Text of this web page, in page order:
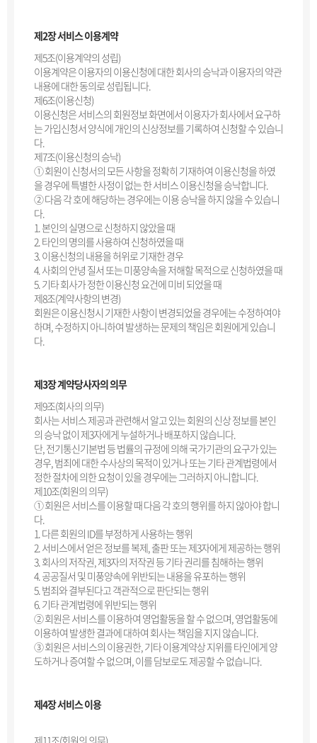
제2장 서비스 이용계약
제5조(이용계약의 성립)
이용계약은 이용자의 이용신청에 대한 회사의 승낙과 이용자의 약관
내용에 대한 동의로 성립됩니다.
제6조(이용신청)
이용신청은 서비스의 회원정보 화면에서 이용자가 회사에서 요구하
는 가입신청서 양식에 개인의 신상정보를 기록하여 신청할 수 있습니
다.
제7조(이용신청의 승낙)
① 회원이 신청서의 모든 사항을 정확히 기재하여 이용신청을 하였
을 경우에 특별한 사정이 없는 한 서비스 이용신청을 승낙합니다.
② 다음 각 호에 해당하는 경우에는 이용 승낙을 하지 않을 수 있습니
다.
1. 본인의 실명으로 신청하지 않았을 때
2. 타인의 명의를 사용하여 신청하였을 때
3. 이용신청의 내용을 허위로 기재한 경우
4. 사회의 안녕 질서 또는 미풍양속을 저해할 목적으로 신청하였을 때
5. 기타 회사가 정한 이용신청 요건에 미비 되었을 때
제8조(계약사항의 변경)
회원은 이용신청시 기재한 사항이 변경되었을 경우에는 수정하여야
하며, 수정하지 아니하여 발생하는 문제의 책임은 회원에게 있습니
다.
제3장 계약당사자의 의무
제9조(회사의 의무)
회사는 서비스 제공과 관련해서 알고 있는 회원의 신상 정보를 본인
의 승낙 없이 제3자에게 누설하거나 배포하지 않습니다.
단, 전기통신기본법 등 법률의 규정에 의해 국가기관의 요구가 있는
경우, 범죄에 대한 수사상의 목적이 있거나 또는 기타 관계법령에서
정한 절차에 의한 요청이 있을 경우에는 그러하지 아니합니다.
제10조(회원의 의무)
① 회원은 서비스를 이용할 때 다음 각 호의 행위를 하지 않아야 합니
다.
1. 다른 회원의 ID를 부정하게 사용하는 행위
2. 서비스에서 얻은 정보를 복제, 출판 또는 제3자에게 제공하는 행위
3. 회사의 저작권, 제3자의 저작권 등 기타 권리를 침해하는 행위
4. 공공질서 및 미풍양속에 위반되는 내용을 유포하는 행위
5. 범죄와 결부된다고 객관적으로 판단되는 행위
6. 기타 관계법령에 위반되는 행위
② 회원은 서비스를 이용하여 영업활동을 할 수 없으며, 영업활동에
이용하여 발생한 결과에 대하여 회사는 책임을 지지 않습니다.
③ 회원은 서비스의 이용권한, 기타 이용계약상 지위를 타인에게 양
도하거나 증여할 수 없으며, 이를 담보로도 제공할 수 없습니다.
제4장 서비스 이용
제11조(회원의 의무)